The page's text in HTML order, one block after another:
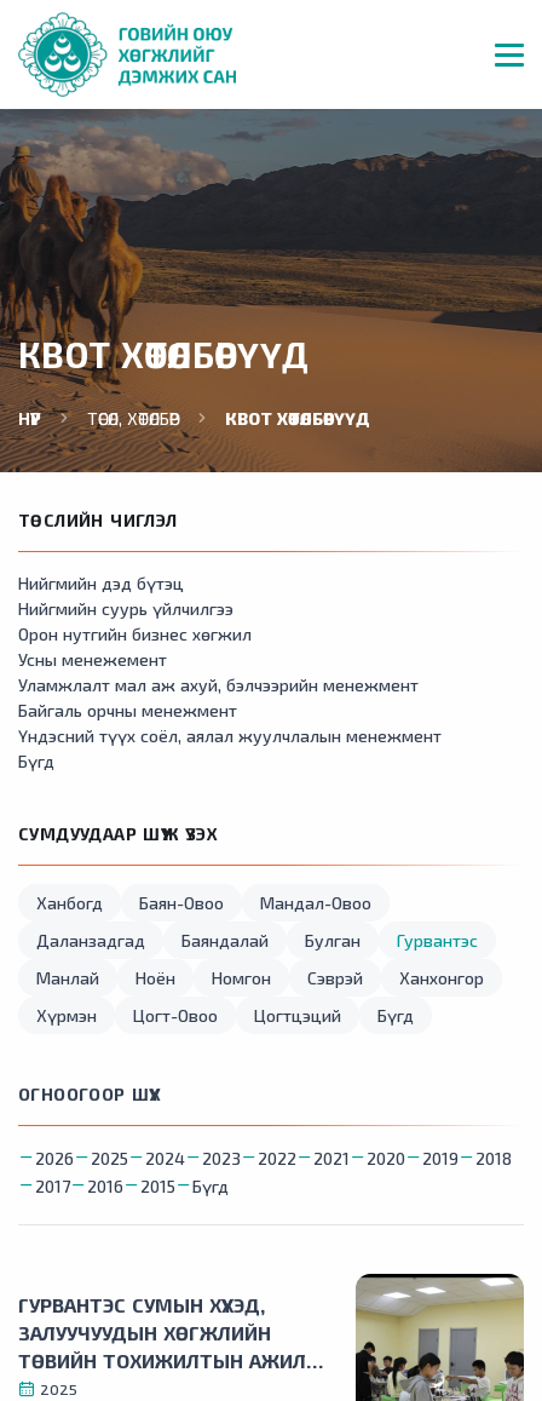
КВОТ ХӨТӨЛБӨРҮҮД
НҮҮР ТӨСӨЛ, ХӨТӨЛБӨР КВОТ ХӨТӨЛБӨРҮҮД
ГУРВАНТЭС СУМЫН ХҮҮХЭД,
ЗАЛУУЧУУДЫН ХӨГЖЛИЙН
ТӨВИЙН ТОХИЖИЛТЫН АЖИЛ
ТӨСӨЛ
2025
ТӨСЛИЙН ЧИГЛЭЛ
Нийгмийн дэд бүтэц
Нийгмийн суурь үйлчилгээ
Орон нутгийн бизнес хөгжил
Усны менежемент
Уламжлалт мал аж ахуй, бэлчээрийн менежмент
Байгаль орчны менежмент
Үндэсний түүх соёл, аялал жуулчлалын менежмент
Бүгд
СУМДУУДААР ШҮҮЖ ҮЗЭХ
Ханбогд Баян-Овоо
Мандал-Овоо
Даланзадгад
Баяндалай Булган
Гурвантэс
Манлай
Ноён Номгон Сэврэй
Ханхонгор
Хүрмэн
Цогт-Овоо Цогтцэций Бүгд
ОГНООГООР ШҮҮХ
2026 2025 2024 2023 2022 2021 2020 2019
2018
2017
2016 2015 Бүгд